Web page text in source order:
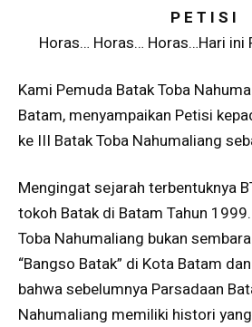
P E T I S I
Horas… Horas… Horas…Hari ini
Kami Pemuda Batak Toba
Batam, menyampaikan Petisi
ke III Batak Toba Nahumaliang
Mengingat sejarah terbentuknya
tokoh Batak di Batam Tahun
Toba Nahumaliang bukan
“Bangso Batak” di Kota Batam
bahwa sebelumnya Parsadaan
Nahumaliang memiliki histori